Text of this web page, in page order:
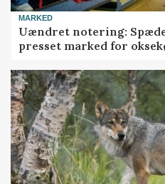
MARKED
Uændret notering:
presset marked for